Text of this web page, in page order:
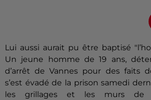
Lui aussi aurait pu être baptisé
Un jeune homme de 19 ans,
d’arrêt de Vannes pour des faits
s’est évadé de la prison samedi
les grillages et les murs de